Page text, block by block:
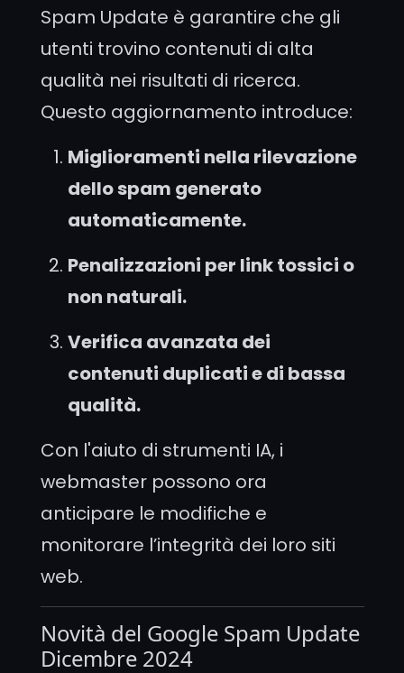
Spam Update è garantire che gli
utenti trovino contenuti di alta
qualità nei risultati di ricerca.
Questo aggiornamento introduce:
Miglioramenti nella rilevazione
dello spam generato
automaticamente.
Penalizzazioni per link tossici o
non naturali.
Verifica avanzata dei
contenuti duplicati e di bassa
qualità.
Con l'aiuto di strumenti IA, i
webmaster possono ora
anticipare le modifiche e
monitorare l’integrità dei loro siti
web.
Novità del Google Spam Update
Dicembre 2024